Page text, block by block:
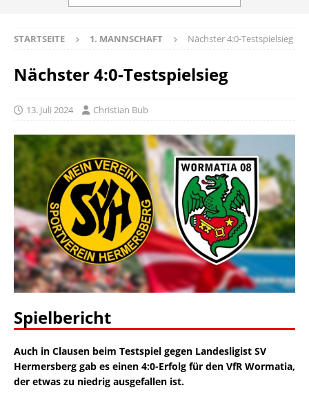
STARTSEITE 1. MANNSCHAFT Nächster 4:0-Testspielsieg
Nächster 4:0-Testspielsieg
13. Juli 2024 Christian Bub
Spielbericht
Auch in Clausen beim Testspiel gegen Landesligist SV
Hermersberg gab es einen 4:0-Erfolg für den VfR Wormatia,
der etwas zu niedrig ausgefallen ist.